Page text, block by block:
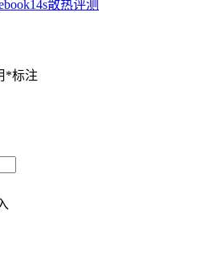
散热评测
*标注